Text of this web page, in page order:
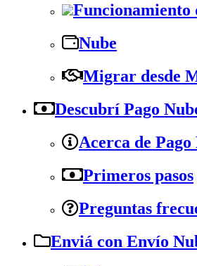
Funcionamiento
Nube
Migrar desde
Descubrí Pago
Acerca de Pago
Primeros pasos
Preguntas
Enviá con Envío